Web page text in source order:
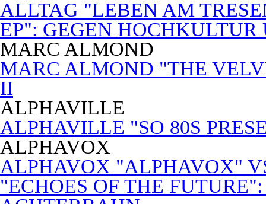
ALLTAG "LEBEN AM
EP": GEGEN
MARC ALMOND
MARC ALMOND "THE
II
ALPHAVILLE
ALPHAVILLE "SO 80S
ALPHAVOX
ALPHAVOX "ALPHAVOX"
"ECHOES OF THE